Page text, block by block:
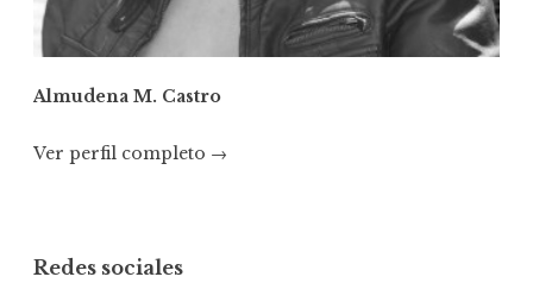
Almudena M. Castro
Ver perfil completo →
Redes sociales